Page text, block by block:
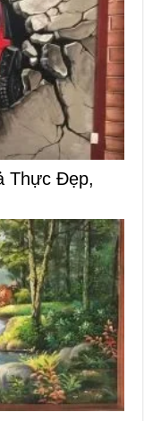
Thực Đẹp,